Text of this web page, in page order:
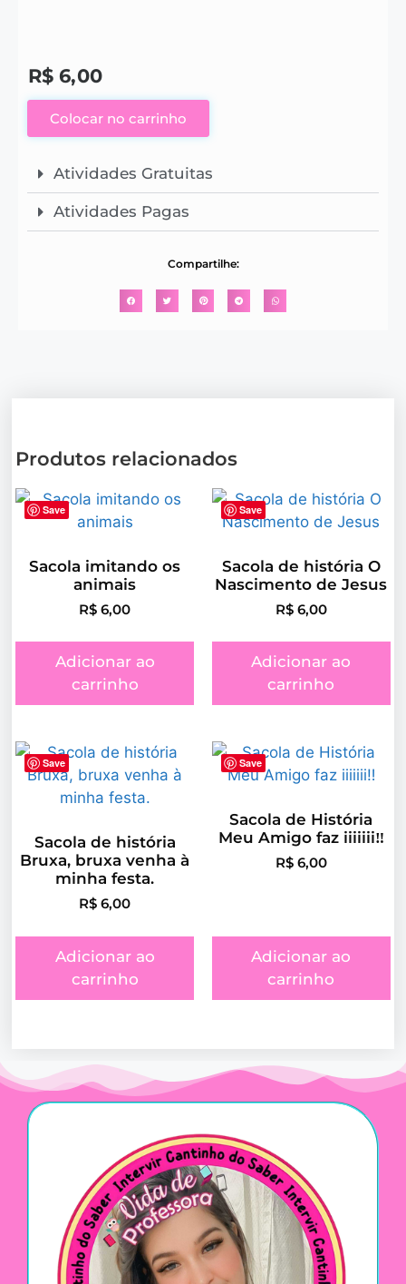
R$ 6,00
Colocar no carrinho
Atividades Gratuitas
Atividades Pagas
Compartilhe:
Produtos relacionados
Save
Sacola imitando os
animais
R$ 6,00
Adicionar ao
carrinho
Save
Sacola de história O
Nascimento de Jesus
R$6,00
Adicionar ao
carrinho
Save
Sacola de história
Bruxa, bruxa venha à
minha festa.
R$ 6,00
Adicionar ao
carrinho
Save
Sacola de História
Meu Amigo faz iiiiiii‼️
R$6,00
Adicionar ao
carrinho